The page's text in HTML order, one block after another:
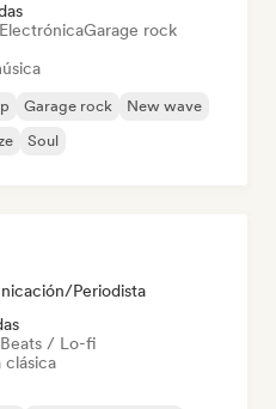
ElectrónicaGarage rock
Garage rock
New wave
Soul
Periodista
Beats / Lo-fi
clásica